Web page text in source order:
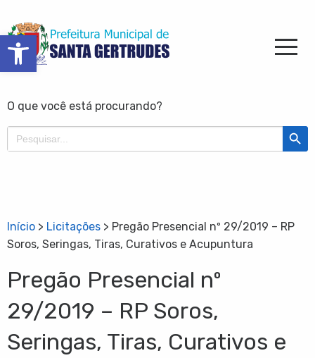
Barra de Ferramentas Aberta
O que você está procurando?
Search
for:
Search
Início > Licitações > Pregão Presencial nº 29/2019 – RP
Soros, Seringas, Tiras, Curativos e Acupuntura
Pregão Presencial nº
29/2019 – RP Soros,
Seringas, Tiras, Curativos e